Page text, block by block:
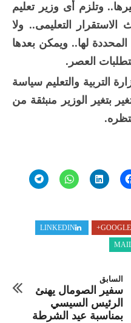
وتلزم أى وزير تعليم
التعليمى.. ولا
المحددة لها.. ويمكن بعدها
العصر.
التربية والتعليم سياسة
بتغير الوزير منبثقة من
LINKEDIN
السابق
سفير الصومال يهنئ
الرئيس السيسي
بمناسبة عيد الشرطة